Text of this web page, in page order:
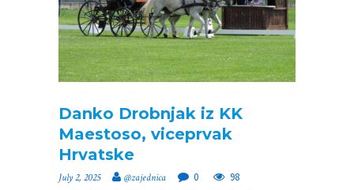
Danko Drobnjak iz KK
Maestoso, viceprvak
Hrvatske
July 2, 2025 @zajednica 0 98